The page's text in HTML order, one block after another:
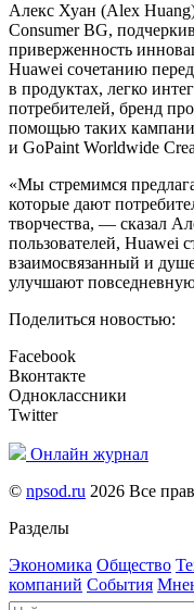
Алекс Хуан (Alex
Consumer BG,
приверженность
Huawei сочетанию
в продуктах, легко
потребителей, бренд
помощью таких
и GoPaint Worldwide
«Мы стремимся
которые дают
творчества, — сказал
пользователей, Huawei
взаимосвязанный и
улучшают
Поделиться новостью:
Facebook
Вконтакте
Одноклассники
Twitter
Онлайн журнал
© npsod.ru 2026 Все
Разделы
Экономика Общество
компаний События